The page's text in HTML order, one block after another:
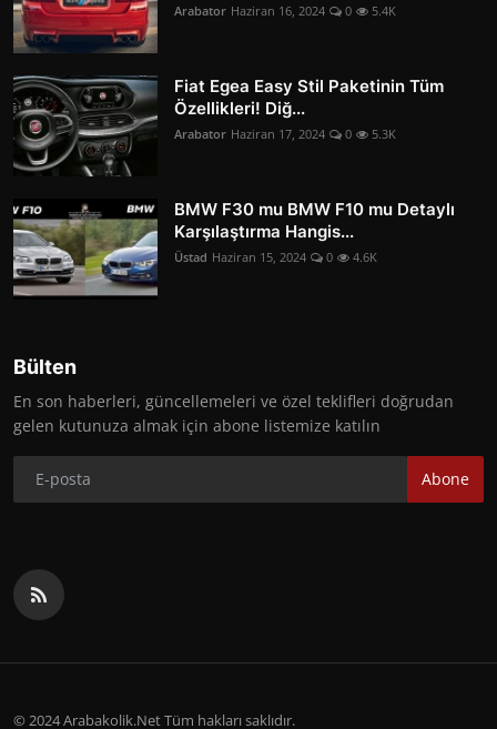
Arabator Haziran 16, 2024 0 5.4K
Fiat Egea Easy Stil Paketinin Tüm
Özellikleri! Diğ...
Arabator Haziran 17, 2024 0 5.3K
BMW F30 mu BMW F10 mu Detaylı
Karşılaştırma Hangis...
Üstad Haziran 15, 2024 0 4.6K
Bülten
En son haberleri, güncellemeleri ve özel teklifleri doğrudan
gelen kutunuza almak için abone listemize katılın
Abone
© 2024 Arabakolik.Net Tüm hakları saklıdır.